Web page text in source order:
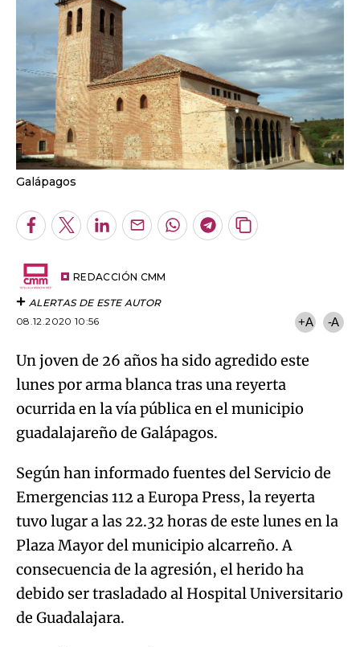
Galápagos
Facebook
TwitterLinkedInEnviarWhatsapp
Telegram
Copiar
REDACCIÓN CMM
ALERTAS DE ESTE AUTOR
08.12.2020 10:56
+A -A
Un joven de 26 años ha sido agredido este
lunes por arma blanca tras una reyerta
ocurrida en la vía pública en el municipio
guadalajareño de Galápagos.
Según han informado fuentes del Servicio de
Emergencias 112 a Europa Press, la reyerta
tuvo lugar a las 22.32 horas de este lunes en la
Plaza Mayor del municipio alcarreño. A
consecuencia de la agresión, el herido ha
debido ser trasladado al Hospital Universitario
de Guadalajara.